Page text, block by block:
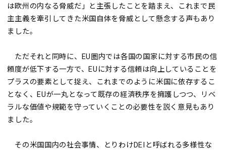
は欧州の内なる脅威だ」と主張したことを踏まえ、これまで民
主主義を牽引してきた米国自体を脅威として懸念する声もあり
ました。
ただそれと同時に、EU圏内では各国の国家に対する市民の信
頼度が低下する一方で、EUに対する信頼は向上していることを
プラスの要素として捉え、これまでのように米国に依存するこ
となく、EUが一丸となって既存の経済秩序を擁護しつつ、リベ
ラルな価値や規範を守っていくことの必要性を説く意見もあり
ました。
その米国国内の社会事情、とりわけDEIと呼ばれる多様性な